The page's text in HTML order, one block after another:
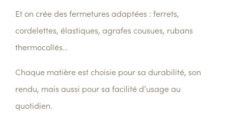
Et on crée des fermetures adaptées : ferrets,
cordelettes, élastiques, agrafes cousues, rubans
thermocollés…
Chaque matière est choisie pour sa durabilité, son
rendu, mais aussi pour sa facilité d’usage au
quotidien.